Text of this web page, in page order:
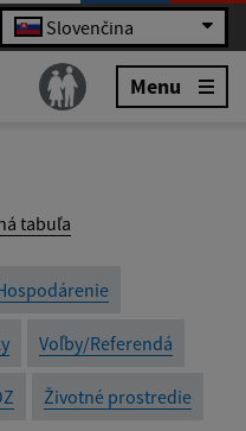
Slovenčina
Menu
tabuľa
Voľby/Referendá
Životné prostredie